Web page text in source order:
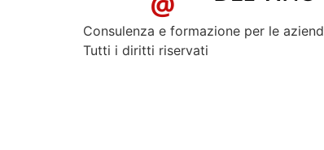
Consulenza e formazione per le
Tutti i diritti riservati